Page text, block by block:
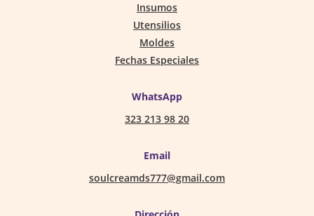
Insumos
Utensilios
Moldes
Fechas Especiales
WhatsApp
323 213 98 20
Email
soulcreamds777@gmail.com